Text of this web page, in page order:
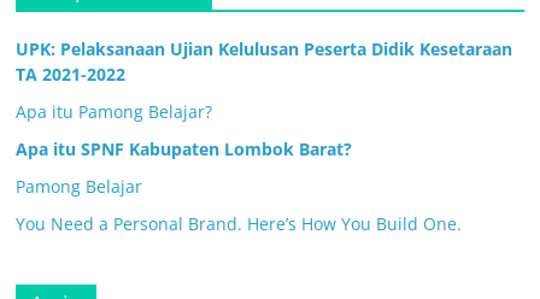
UPK: Pelaksanaan Ujian Kelulusan Peserta Didik Kesetaraan
TA 2021-2022
Apa itu Pamong Belajar?
Apa itu SPNF Kabupaten Lombok Barat?
Pamong Belajar
You Need a Personal Brand. Here’s How You Build One.